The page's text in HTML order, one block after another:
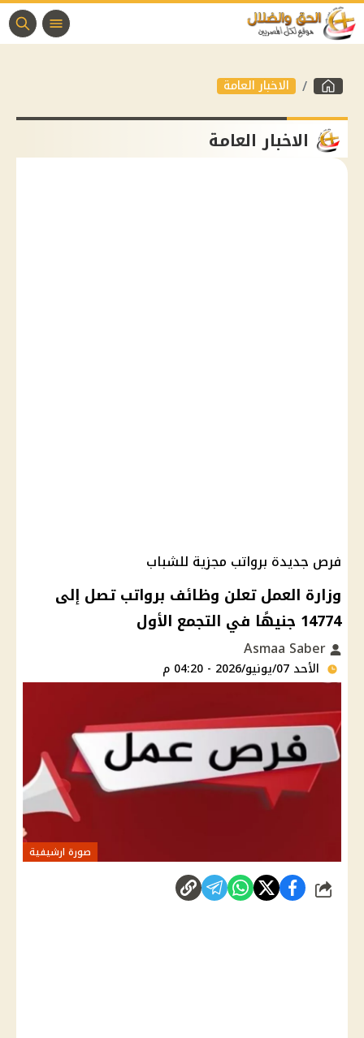
الاخبار العامة
الاخبار العامة
فرص جديدة برواتب مجزية للشباب
وزارة العمل تعلن وظائف برواتب تصل إلى
14774 جنيهًا في التجمع الأول
الأحد 07/يونيو/2026 - 04:20 م
صورة ارشيفية
شارك